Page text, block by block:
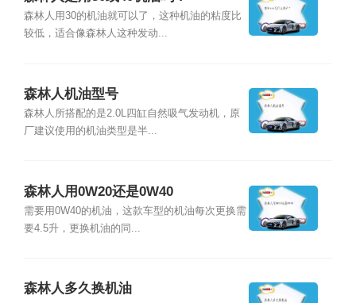
森林人用30的机油就可以了，这种机油的粘度比
较低，适合像森林人这种发动...
森林人机油型号
森林人所搭配的是2.0L四缸自然吸气发动机，原
厂建议使用的机油类型是半...
森林人用0W20还是0W40
需要用0W40的机油，这款车型的机油每次更换需
要4.5升，更换机油的同...
森林人多久换机油